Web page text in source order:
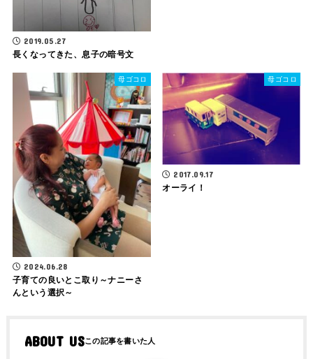
2019.05.27
長くなってきた、息子の暗号文
母ゴコロ
2024.06.28
子育ての良いとこ取り～ナニーさ
んという選択～
母ゴコロ
2017.09.17
オーライ！
ABOUT US